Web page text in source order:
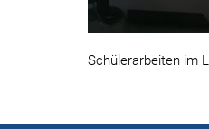
Schülerarbeiten im